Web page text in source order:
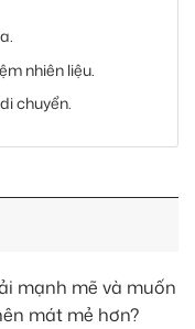
nhiên liệu.
chuyển.
mạnh mẽ và muốn
mát mẻ hơn?